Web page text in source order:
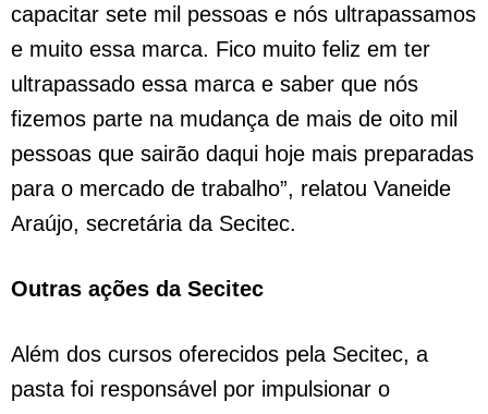
capacitar sete mil pessoas e nós ultrapassamos
e muito essa marca. Fico muito feliz em ter
ultrapassado essa marca e saber que nós
fizemos parte na mudança de mais de oito mil
pessoas que sairão daqui hoje mais preparadas
para o mercado de trabalho”, relatou Vaneide
Araújo, secretária da Secitec.
Outras ações da Secitec
Além dos cursos oferecidos pela Secitec, a
pasta foi responsável por impulsionar o